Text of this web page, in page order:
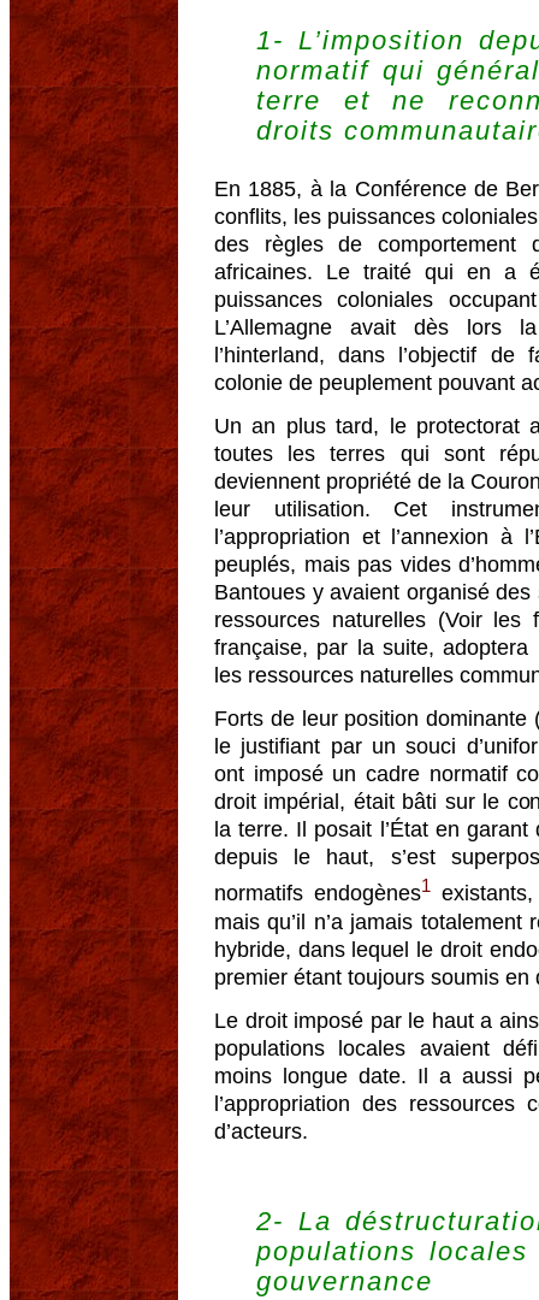
1- L’imposition
normatif qui
terre et ne
droits
En 1885, à la Conférence de
conflits, les puissances
des règles de comportement
africaines. Le traité qui en a
puissances coloniales
L’Allemagne avait dès lors
l’hinterland, dans l’objectif
colonie de peuplement pouvant
Un an plus tard, le protectorat
toutes les terres qui sont
deviennent propriété de la
leur utilisation. Cet
l’appropriation et l’annexion à
peuplés, mais pas vides
Bantoues y avaient organisé
ressources naturelles (Voir les
française, par la suite, adoptera
les ressources naturelles
Forts de leur position
le justifiant par un souci
ont imposé un cadre normatif
droit impérial, était bâti sur le
la terre. Il posait l’État en
depuis le haut, s’est
normatifs endogènes1
mais qu’il n’a jamais
hybride, dans lequel le droit
premier étant toujours soumis
Le droit imposé par le haut a
populations locales avaient
moins longue date. Il a aussi
l’appropriation des ressources
d’acteurs.
2- La
populations
gouvernance